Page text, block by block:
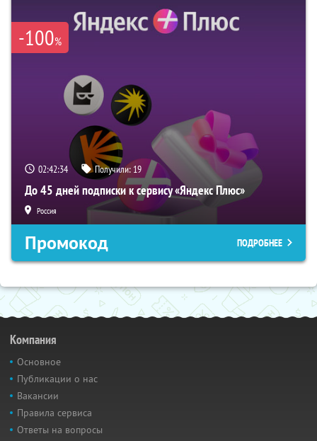
-100%
02:42:33 Получили: 19
До 45 дней подписки к сервису «Яндекс Плюс»
Россия
Промокод ПОДРОБНЕЕ
Компания
Основное
Публикации о нас
Вакансии
Правила сервиса
Ответы на вопросы